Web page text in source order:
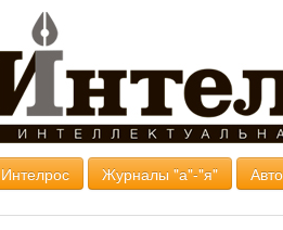
Интелрос Журналы "а"-"я"